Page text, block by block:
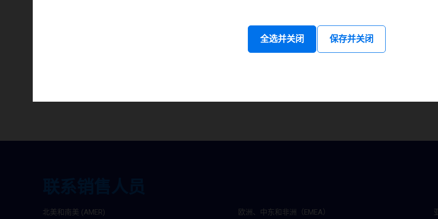
预定的网络研讨会
Stay tuned! We'll be sharing details of upcoming webinars soon!
北美和南美 (AMER) 欧洲、中东和非洲（EMEA）
全选并关闭 保存并关闭